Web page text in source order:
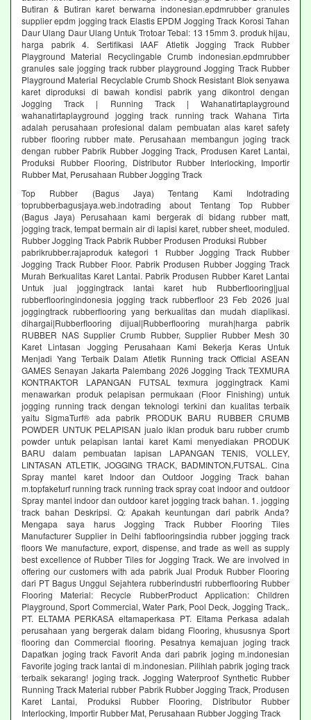
Butiran & Butiran karet berwarna indonesian.epdmrubber granules
supplier epdm jogging track Elastis EPDM Jogging Track Korosi Tahan
Daur Ulang Daur Ulang Untuk Trotoar Tebal: 13 15mm 3. produk hijau,
harga pabrik 4. Sertifikasi IAAF Atletik Jogging Track Rubber
Playground Material Recyclingable Crumb indonesian.epdmrubber
granules sale jogging track rubber playground Jogging Track Rubber
Playground Material Recyclable Crumb Shock Resistant Blok senyawa
karet diproduksi di bawah kondisi pabrik yang dikontrol dengan
Jogging Track | Running Track | Wahanatirtaplayground
wahanatirtaplayground jogging track running track Wahana Tirta
adalah perusahaan profesional dalam pembuatan alas karet safety
rubber flooring rubber mate. Perusahaan membangun joging track
dengan rubber Pabrik Rubber Jogging Track, Produsen Karet Lantai,
Produksi Rubber Flooring, Distributor Rubber Interlocking, Importir
Rubber Mat, Perusahaan Rubber Jogging Track
Top Rubber (Bagus Jaya) Tentang Kami Indotrading
toprubberbagusjaya.web.indotrading about Tentang Top Rubber
(Bagus Jaya) Perusahaan kami bergerak di bidang rubber matt,
jogging track, tempat bermain air di lapisi karet, rubber sheet, moduled.
Rubber Jogging Track Pabrik Rubber Produsen Produksi Rubber
pabrikrubber.rajaproduk kategori 1 Rubber Jogging Track Rubber
Jogging Track Rubber Floor. Pabrik Produsen Rubber Jogging Track
Murah Berkualitas Karet Lantai. Pabrik Produsen Rubber Karet Lantai
Untuk jual joggingtrack lantai karet hub Rubberflooring|jual
rubberflooringindonesia jogging track rubberfloor 23 Feb 2026 jual
joggingtrack rubberflooring yang berkualitas dan mudah diaplikasi.
dihargai|Rubberflooring dijual|Rubberflooring murah|harga pabrik
RUBBER NAS Supplier Crumb Rubber, Supplier Rubber Mesh 30
Karet Lintasan Jogging Perusahaan Kami Bekerja Keras Untuk
Menjadi Yang Terbaik Dalam Atletik Running track Official ASEAN
GAMES Senayan Jakarta Palembang 2026 Jogging Track TEXMURA
KONTRAKTOR LAPANGAN FUTSAL texmura joggingtrack Kami
menawarkan produk pelapisan permukaan (Floor Finishing) untuk
jogging running track dengan teknologi terkini dan kualitas terbaik
yaitu SigmaTurf® ada pabrik PRODUK BARU RUBBER CRUMB
POWDER UNTUK PELAPISAN jualo iklan produk baru rubber crumb
powder untuk pelapisan lantai karet Kami menyediakan PRODUK
BARU dalam pembuatan lapisan LAPANGAN TENIS, VOLLEY,
LINTASAN ATLETIK, JOGGING TRACK, BADMINTON,FUTSAL. Cina
Spray mantel karet Indoor dan Outdoor Jogging Track bahan
m.topfaketurf running track running track spray coat indoor and outdoor
Spray mantel indoor dan outdoor karet jogging track bahan. 1. jogging
track bahan Deskripsi. Q: Apakah keuntungan dari pabrik Anda?
Mengapa saya harus Jogging Track Rubber Flooring Tiles
Manufacturer Supplier in Delhi fabflooringsindia rubber jogging track
floors We manufacture, export, dispense, and trade as well as supply
best excellence of Rubber Tiles for Jogging Track. We are involved in
offering our customers with ada pabrik Jual Produk Rubber Flooring
dari PT Bagus Unggul Sejahtera rubberindustri rubberflooring Rubber
Flooring Material: Recycle RubberProduct Application: Children
Playground, Sport Commercial, Water Park, Pool Deck, Jogging Track,.
PT. ELTAMA PERKASA eltamaperkasa PT. Eltama Perkasa adalah
perusahaan yang bergerak dalam bidang Flooring, khususnya Sport
flooring dan Commercial flooring. Pesatnya kemajuan joging track
Dapatkan joging track Favorit Anda dari pabrik joging m.indonesian
Favorite joging track lantai di m.indonesian. Pilihlah pabrik joging track
terbaik sekarang! joging track. Jogging Waterproof Synthetic Rubber
Running Track Material rubber Pabrik Rubber Jogging Track, Produsen
Karet Lantai, Produksi Rubber Flooring, Distributor Rubber
Interlocking, Importir Rubber Mat, Perusahaan Rubber Jogging Track